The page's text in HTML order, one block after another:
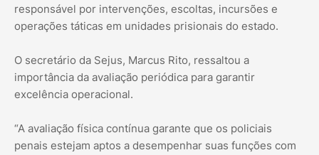
responsável por intervenções, escoltas, incursões e
operações táticas em unidades prisionais do estado.
O secretário da Sejus, Marcus Rito, ressaltou a
importância da avaliação periódica para garantir
excelência operacional.
“A avaliação física contínua garante que os policiais
penais estejam aptos a desempenhar suas funções com